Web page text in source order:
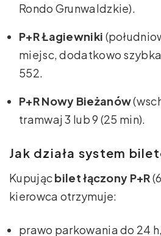
Rondo Grunwaldzkie).
P+R Łagiewniki
miejsc, dodatkowo
552.
P+R Nowy Bieżanów
tramwaj 3 lub 9 (25 min).
Jak działa system
Kupującbilet łączony P+R
kierowca otrzymuje:
prawo parkowania do 24 h,